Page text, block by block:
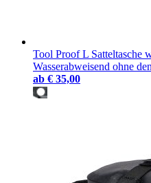
Tool Proof L Satteltasche
Wasserabweisend ohne
ab € 35,00